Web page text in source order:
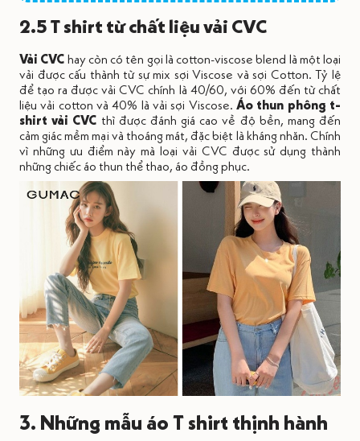
2.5 T shirt từ chất liệu vải CVC
Vải CVC hay còn có tên gọi là cotton-viscose blend là một loại
vải được cấu thành từ sự mix sợi Viscose và sợi Cotton. Tỷ lệ
để tạo ra được vải CVC chính là 40/60, với 60% đến từ chất
liệu vải cotton và 40% là vải sợi Viscose. Áo thun phông t-
shirt vải CVC thì được đánh giá cao về độ bền, mang đến
cảm giác mềm mại và thoáng mát, đặc biệt là kháng nhăn. Chính
vì những ưu điểm này mà loại vải CVC được sử dụng thành
những chiếc áo thun thể thao, áo đồng phục.
3. Những mẫu áo T shirt thịnh hành